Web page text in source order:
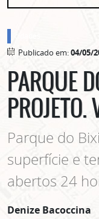
Publicado em:04/05/
PARQUE
Parque do
superfície e
abertos 24
Denize Bacoccina